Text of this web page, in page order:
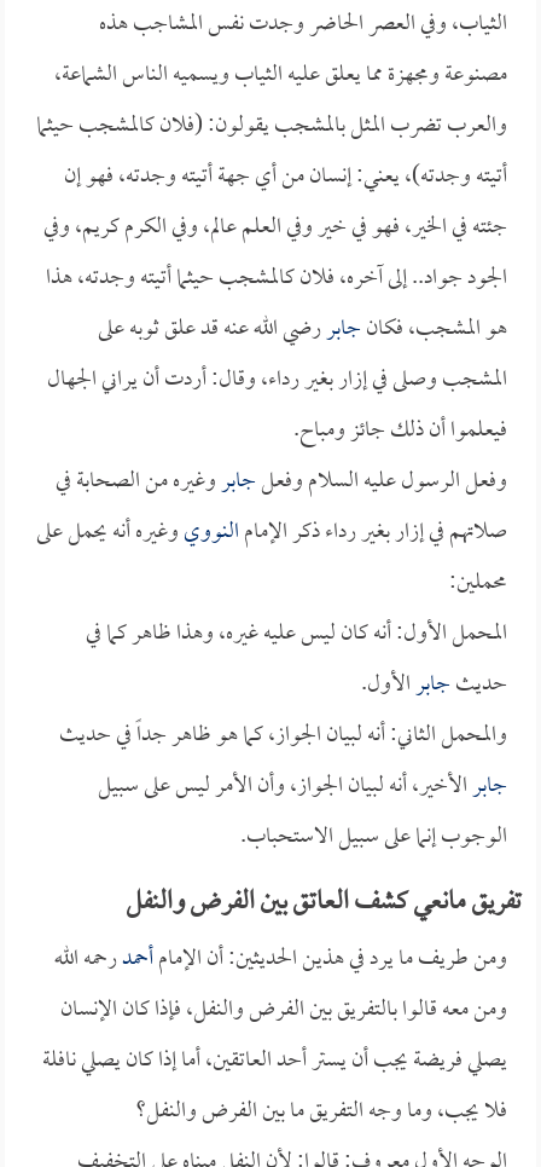
الثياب، وفي العصر الحاضر وجدت نفس المشاجب هذه
مصنوعة ومجهزة مما يعلق عليه الثياب ويسميه الناس الشماعة،
والعرب تضرب المثل بالمشجب يقولون: (فلان كالمشجب حيثما
أتيته وجدته)، يعني: إنسان من أي جهة أتيته وجدته، فهو إن
جئته في الخير، فهو في خير وفي العلم عالم، وفي الكرم كريم، وفي
الجود جواد.. إلى آخره، فلان كالمشجب حيثما أتيته وجدته، هذا
هو المشجب، فكانجابررضي الله عنه قد علق ثوبه على
المشجب وصلى في إزار بغير رداء، وقال: أردت أن يراني الجهال
فيعلموا أن ذلك جائز ومباح.
وفعل الرسول عليه السلام وفعلجابروغيره من الصحابة في
صلاتهم في إزار بغير رداء ذكر الإمامالنوويوغيره أنه يحمل على
محملين:
المحمل الأول: أنه كان ليس عليه غيره، وهذا ظاهر كما في
حديثجابرالأول.
والمحمل الثاني: أنه لبيان الجواز، كما هو ظاهر جداً في حديث
جابرالأخير، أنه لبيان الجواز، وأن الأمر ليس على سبيل
الوجوب إنما على سبيل الاستحباب.
تفريق مانعي كشف العاتق بين الفرض والنفل
ومن طريف ما يرد في هذين الحديثين: أن الإمامأحمدرحمه الله
ومن معه قالوا بالتفريق بين الفرض والنفل، فإذا كان الإنسان
يصلي فريضة يجب أن يستر أحد العاتقين، أما إذا كان يصلي نافلة
فلا يجب، وما وجه التفريق ما بين الفرض والنفل؟